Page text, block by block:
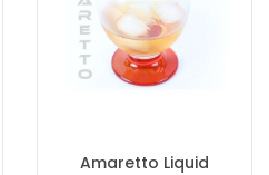
Amaretto Liquid